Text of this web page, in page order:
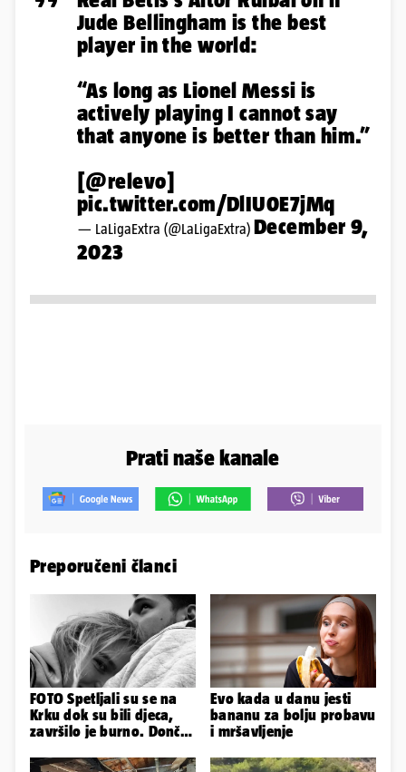
Jude Bellingham is the best
player in the world:
“As long as Lionel Messi is
actively playing I cannot say
that anyone is better than him.”
[@relevo]
pic.twitter.com/DlIU0E7jMq
— LaLigaExtra (@LaLigaExtra) December 9,
2023
Prati naše kanale
Preporučeni članci
FOTO Spetljali su se na
Krku dok su bili djeca,
završilo je burno. Dončić
Evo kada u danu jesti
bananu za bolju probavu
i mršavljenje